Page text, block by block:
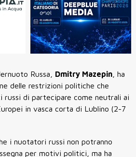
Russa, Dmitry Mazepin , ha
delle restrizioni politiche che
russi di partecipare come neutrali ai
in vasca corta di Lublino (2-7
i nuotatori russi non potranno
per motivi politici, ma ha